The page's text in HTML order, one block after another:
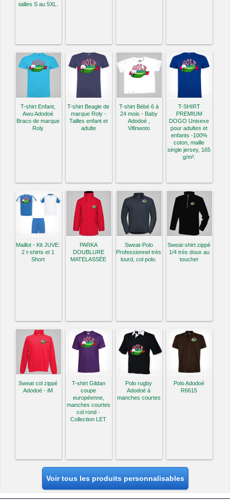
tailles S au 5XL.
T-shirt Enfant,
Awu Adodoé
Braco de marque
Roly
T-shirt Beagle de
marque Roly -
Tailles enfant et
adulte
T-shirt Bébé 6 à
24 mois - Baby
Adodoé ,
Vifinwoto
T-SHIRT
PREMIUM
DOGO Unisexe
pour adultes et
enfants -100%
coton, maille
single jersey, 165
g/m².
Maillot - Kit JUVE:
2 t-shirts et 1
Short
PARKA
DOUBLURE
MATELASSÉE
Sweat-Polo
Professionnel très
lourd, col polo.
Sweat-shirt zippé
1/4 très doux au
toucher
Sweat col zippé
Adodoé - iM
T-shirt Gildan
coupe
européenne,
manches courtes
col rond -
Collection LET
Polo rugby
Adodoé à
manches courtes
Polo Adodoé
R6615
Voir tous les produits personnalisables